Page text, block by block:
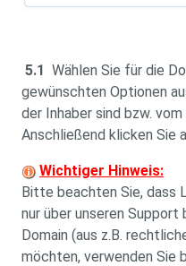
5.1 Wählen Sie für die
gewünschten Optionen
der Inhaber sind bzw.
Anschließend klicken Sie
Wichtiger Hinweis:
Bitte beachten Sie, dass
nur über unseren Support
Domain (aus z.B.
möchten, verwenden Sie